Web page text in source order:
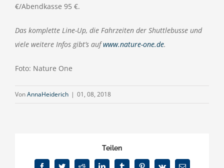
€/Abendkasse 95 €.
Das komplette Line-Up, die Fahrzeiten der Shuttlebusse und
viele weitere Infos gibt’s aufwww.nature-one.de.
Foto: Nature One
VonAnnaHeiderich | 01, 08, 2018
Teilen